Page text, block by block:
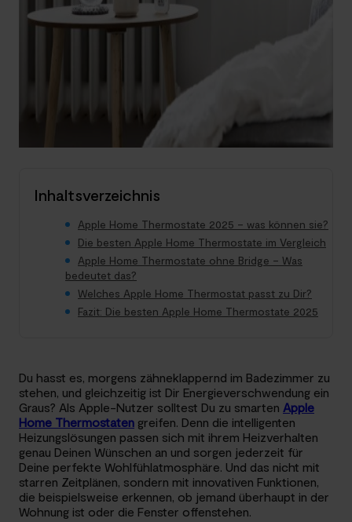
Inhaltsverzeichnis
Apple Home Thermostate 2025 – was können sie?
Die besten Apple Home Thermostate im Vergleich
Apple Home Thermostate ohne Bridge – Was
bedeutet das?
Welches Apple Home Thermostat passt zu Dir?
Fazit: Die besten Apple Home Thermostate 2025
Du hasst es, morgens zähneklappernd im Badezimmer zu
stehen, und gleichzeitig ist Dir Energieverschwendung ein
Graus? Als Apple-Nutzer solltest Du zu smarten Apple
Home Thermostaten greifen. Denn die intelligenten
Heizungslösungen passen sich mit ihrem Heizverhalten
genau Deinen Wünschen an und sorgen jederzeit für
Deine perfekte Wohlfühlatmosphäre. Und das nicht mit
starren Zeitplänen, sondern mit innovativen Funktionen,
die beispielsweise erkennen, ob jemand überhaupt in der
Wohnung ist oder die Fenster offenstehen.